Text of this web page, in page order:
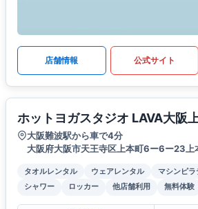
店舗情報 公式サイト
ホットヨガスタジオ LAVA大阪
大阪難波駅から車で4分
大阪府大阪市天王寺区上本町6ー6ー23上
タオルレンタル ウェアレンタル マシンピラ
シャワー
ロッカー 他店舗利用 無料体験